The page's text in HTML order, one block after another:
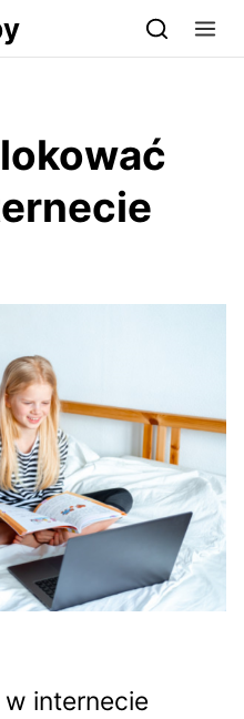
internecie